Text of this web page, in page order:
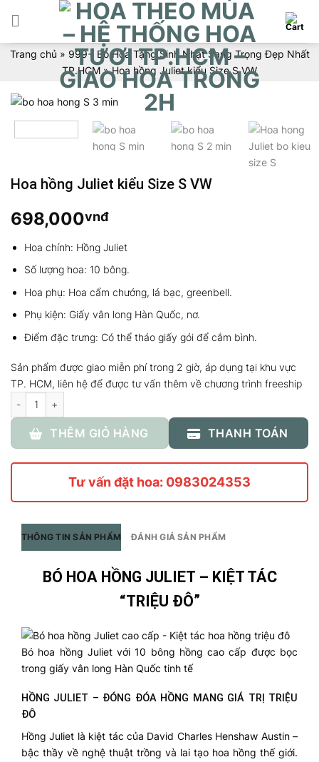
content
Trang chủ » 999+ Bó Hoa Tặng Sinh Nhật Sang Trọng Đẹp Nhất
TP.HCM»Hoa hồng Juliet kiểu Size S VW
Hoa hồng Juliet kiểu Size S VW
698,000vnđ
Hoa chính: Hồng Juliet
Số lượng hoa: 10 bông.
Hoa phụ: Hoa cẩm chướng, lá bạc, greenbell.
Phụ kiện: Giấy vân long Hàn Quốc, nơ.
Điểm đặc trưng: Có thể tháo giấy gói để cắm bình.
Sản phẩm được giao miễn phí trong 2 giờ, áp dụng tại khu vực
TP. HCM, liên hệ để được tư vấn thêm về chương trình freeship
Số lượng
THÊM GIỎ HÀNG THANH TOÁN
Tư vấn đặt hoa: 0983024353
THÔNG TIN SẢN PHẨM ĐÁNH GIÁ SẢN PHẨM
BÓ HOA HỒNG JULIET – KIỆT TÁC
“TRIỆU ĐÔ”
Bó hoa hồng Juliet với 10 bông hồng cao cấp được bọc
trong giấy vân long Hàn Quốc tinh tế
HỒNG JULIET – ĐÓNG ĐÓA HỒNG MANG GIÁ TRỊ TRIỆU
ĐÔ
Hồng Juliet là kiệt tác của David Charles Henshaw Austin –
bậc thầy về nghệ thuật trồng và lai tạo hoa hồng thế giới.